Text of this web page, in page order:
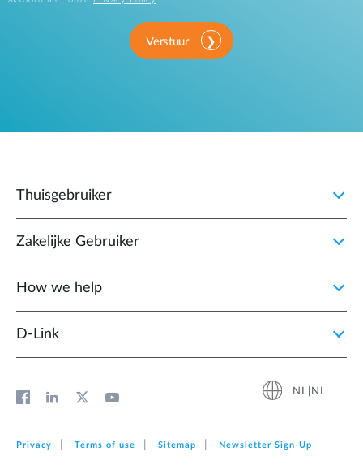
Verstuur
Thuisgebruiker
Zakelijke Gebruiker
How we help
D‑Link
NL|NL
Privacy Terms of use Sitemap Newsletter Sign‑Up